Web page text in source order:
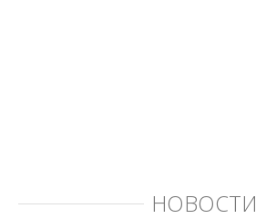
НОВОСТИ